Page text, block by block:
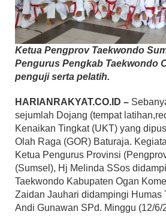
Ketua Pengprov Taekwondo
Pengurus Pengkab Taekwondo
penguji serta pelatih.
HARIANRAKYAT.CO.ID –
sejumlah Dojang (tempat
Kenaikan Tingkat (UKT) yang
Olah Raga (GOR) Baturaja.
Ketua Pengurus Provinsi
(Sumsel), Hj Melinda SSos
Taekwondo Kabupaten Ogan
Zaidan Jauhari didampingi Humas
Andi Gunawan SPd. Minggu (12/6/